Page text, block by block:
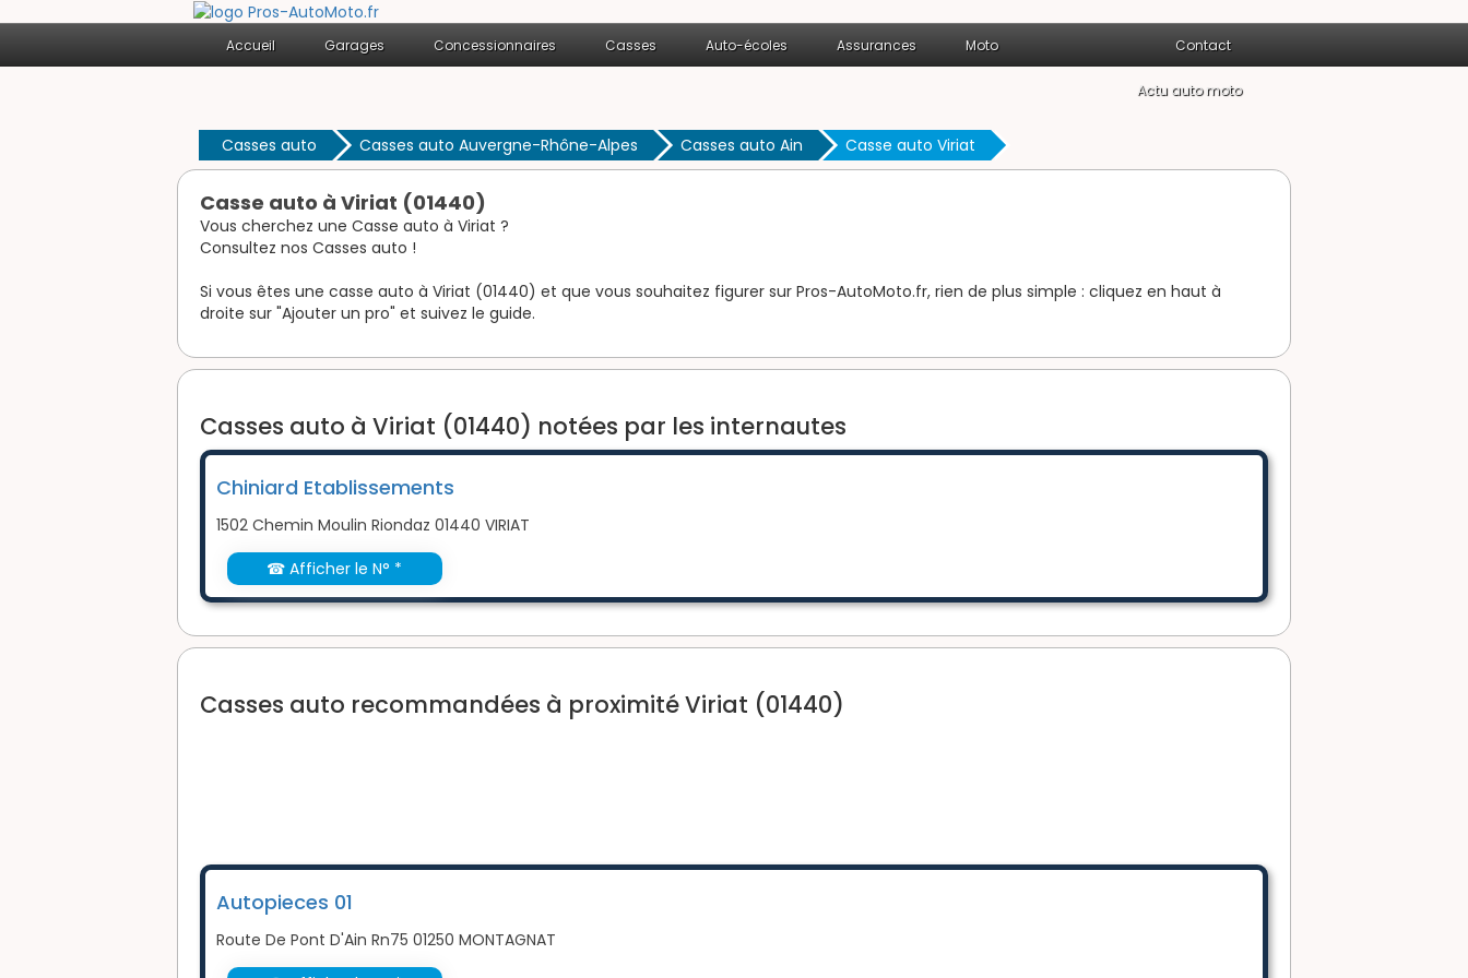
Accueil Garages Concessionnaires Casses Auto-écoles Assurances Moto Contact
Actu auto moto
Casses auto Casses auto Auvergne-Rhône-Alpes Casses auto Ain Casse auto Viriat
Casse auto à Viriat (01440)
Vous cherchez une Casse auto à Viriat ?
Consultez nos Casses auto !
Si vous êtes une casse auto à Viriat (01440) et que vous souhaitez figurer sur Pros-AutoMoto.fr, rien de plus simple : cliquez en haut à
droite sur "Ajouter un pro" et suivez le guide.
Casses auto à Viriat (01440) notées par les internautes
Chiniard Etablissements
1502 Chemin Moulin Riondaz 01440 VIRIAT
☎ Afficher le N° *
Casses auto recommandées à proximité Viriat (01440)
Autopieces 01
Route De Pont D'Ain Rn75 01250 MONTAGNAT